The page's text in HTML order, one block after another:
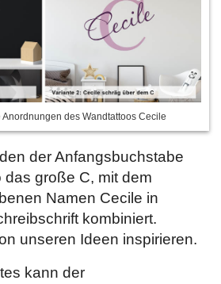
Anordnungen des Wandtattoos Cecile
der Anfangsbuchstabe
große C, mit dem
Namen Cecile in
kombiniert.
unseren Ideen inspirieren.
kann der